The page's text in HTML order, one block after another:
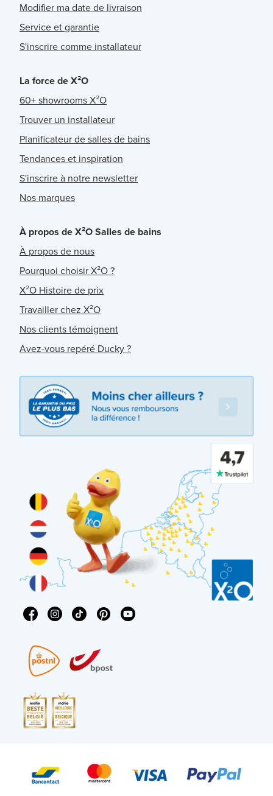
Modifier ma date de livraison
Service et garantie
S'inscrire comme installateur
La force de X²O
60+ showrooms X²O
Trouver un installateur
Planificateur de salles de bains
Tendances et inspiration
S'inscrire à notre newsletter
Nos marques
À propos de X²O Salles de bains
À propos de nous
Pourquoi choisir X²O ?
X²O Histoire de prix
Travailler chez X²O
Nos clients témoignent
Avez-vous repéré Ducky ?